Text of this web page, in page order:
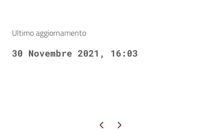
Ultimo aggiornamento
30 Novembre 2021, 16:03
Pagina precedente
Pagina successiva